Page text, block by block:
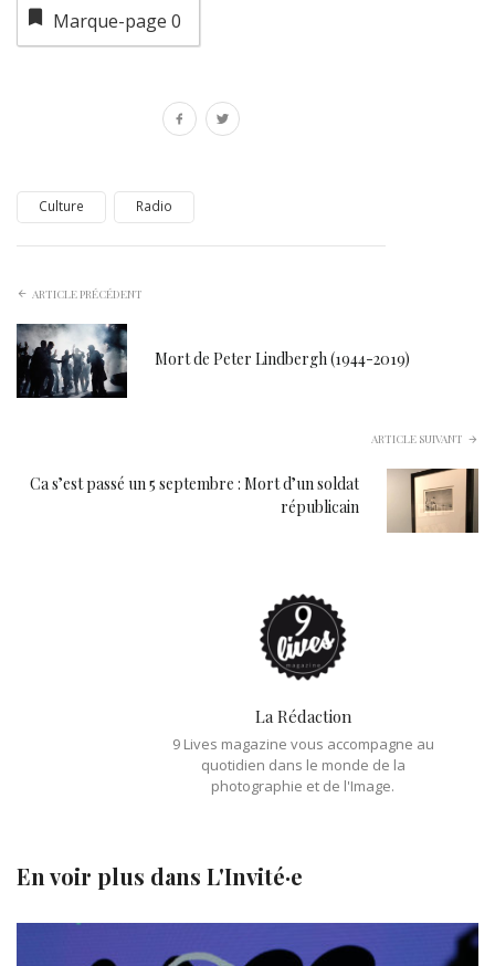
Marque-page 0
Culture Radio
ARTICLE PRÉCÉDENT
Mort de Peter Lindbergh (1944-2019)
ARTICLE SUIVANT
Ca s’est passé un 5 septembre : Mort d’un soldat
républicain
La Rédaction
9 Lives magazine vous accompagne au
quotidien dans le monde de la
photographie et de l'Image.
En voir plus dans L'Invité·e